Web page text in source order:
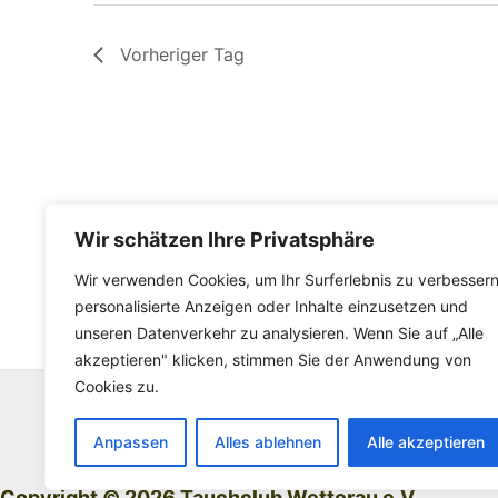
Wir schätzen Ihre Privatsphäre
Wir verwenden Cookies, um Ihr Surferlebnis zu
personalisierte Anzeigen oder Inhalte einzusetzen und
unseren Datenverkehr zu analysieren. Wenn Sie auf „Alle
akzeptieren" klicken, stimmen Sie der Anwendung von
Cookies zu.
Anpassen Alles ablehnen Alle akzeptieren
Vorheriger Tag